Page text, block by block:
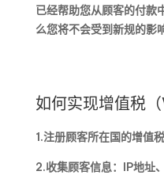
已经帮助您从顾客的付款
么您将不会受到新规的影
如何实现增值税
1.注册顾客所在国的增值
2.收集顾客信息：IP地址